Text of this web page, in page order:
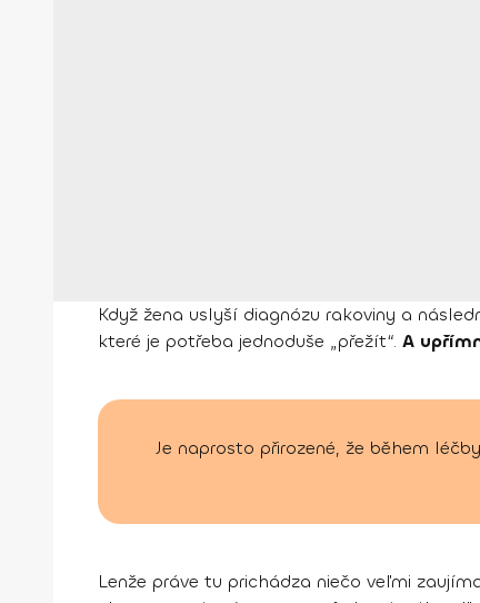
Když žena uslyší diagnózu rakoviny a
které je potřeba jednoduše „přežít“. A
Je naprosto přirozené, že během
Lenže práve tu prichádza niečo veľmi